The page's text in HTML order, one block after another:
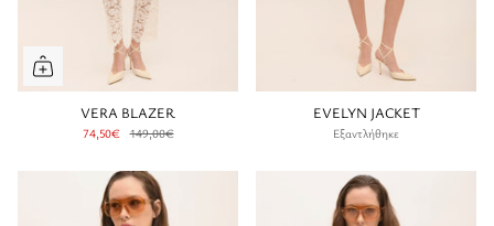
VERA BLAZER
74,50€ 149,00€
EVELYN JACKET
Εξαντλήθηκε